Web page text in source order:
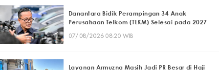
Danantara Bidik Perampingan 34 Anak
Perusahaan Telkom (TLKM) Selesai pada 2027
07/08/2026 08:20 WIB
Layanan Armuzna Masih Jadi PR Besar di Haji